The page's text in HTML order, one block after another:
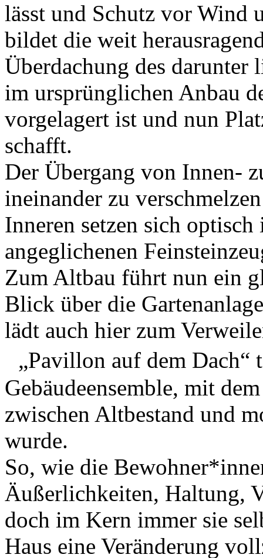
lässt und Schutz vor Wind
bildet die weit
Überdachung des darunter
im ursprünglichen Anbau
vorgelagert ist und nun
schafft.
Der Übergang von Innen-
ineinander zu
Inneren setzen sich
angeglichenen
Zum Altbau führt nun ein
Blick über die
lädt auch hier zum
„Pavillon auf dem Dach“
Gebäudeensemble, mit
zwischen Altbestand und
wurde.
So, wie die
Äußerlichkeiten, Haltung,
doch im Kern immer sie
Haus eine Veränderung